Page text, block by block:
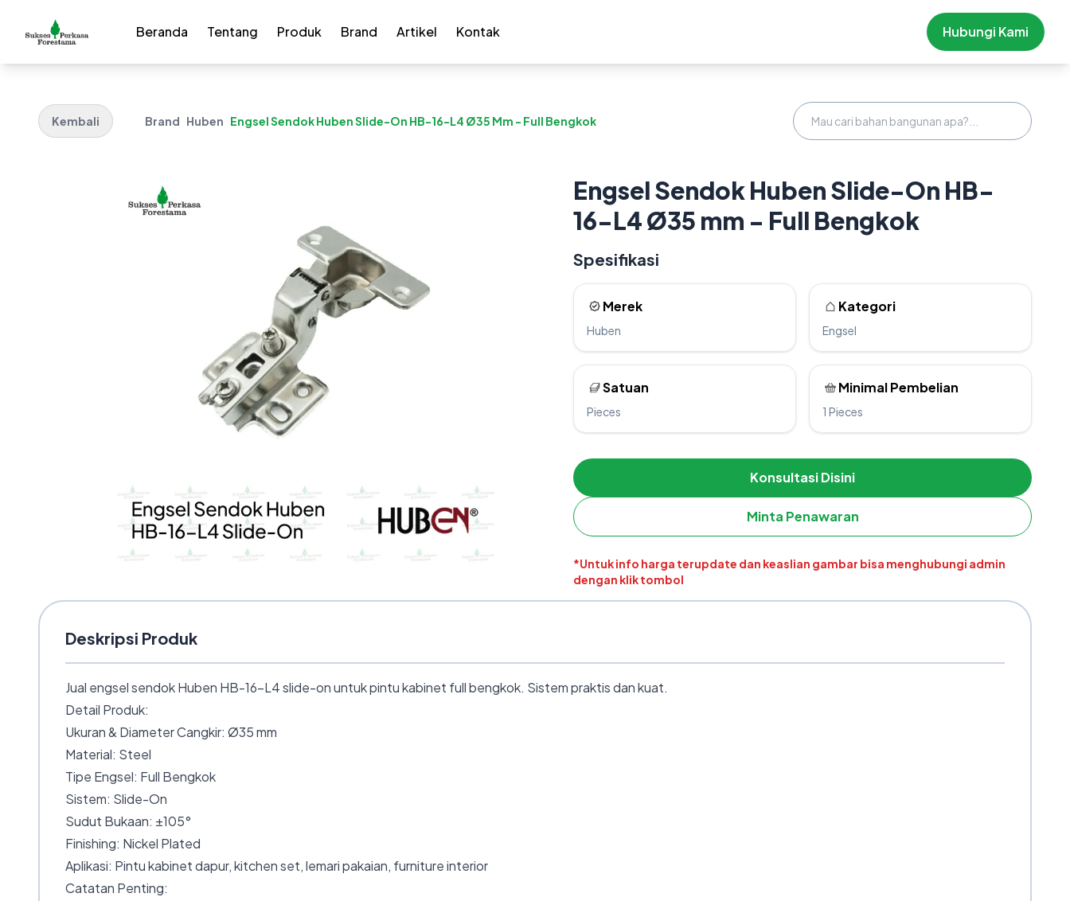
Beranda Tentang Produk Brand Artikel Kontak Hubungi Kami
Kembali Brand Huben Engsel Sendok Huben Slide-On HB-16-L4 Ø35 Mm - Full Bengkok
Engsel Sendok Huben Slide-On HB-
16-L4 Ø35 mm - Full Bengkok
Spesifikasi
Merek
Huben
Kategori
Engsel
Satuan
Pieces
Minimal Pembelian
1 Pieces
Konsultasi Disini
Minta Penawaran
*Untuk info harga terupdate dan keaslian gambar bisa menghubungi admin
dengan klik tombol
Deskripsi Produk
Jual engsel sendok Huben HB-16-L4 slide-on untuk pintu kabinet full bengkok. Sistem praktis dan kuat.
Detail Produk:
Ukuran & Diameter Cangkir: Ø35 mm
Material: Steel
Tipe Engsel: Full Bengkok
Sistem: Slide-On
Sudut Bukaan: ±105°
Finishing: Nickel Plated
Aplikasi: Pintu kabinet dapur, kitchen set, lemari pakaian, furniture interior
Catatan Penting: